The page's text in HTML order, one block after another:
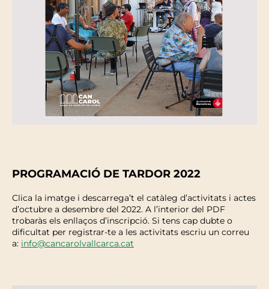
PROGRAMACIÓ DE TARDOR 2022
Clica la imatge i descarrega’t el catàleg d’activitats i actes
d’octubre a desembre del 2022. A l’interior del PDF
trobaràs els enllaços d’inscripció. Si tens cap dubte o
dificultat per registrar-te a les activitats escriu un correu
a: info@cancarolvallcarca.cat